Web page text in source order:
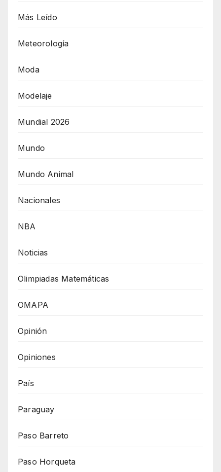
Más Leído
Meteorología
Moda
Modelaje
Mundial 2026
Mundo
Mundo Animal
Nacionales
NBA
Noticias
Olimpiadas Matemáticas
OMAPA
Opinión
Opiniones
País
Paraguay
Paso Barreto
Paso Horqueta